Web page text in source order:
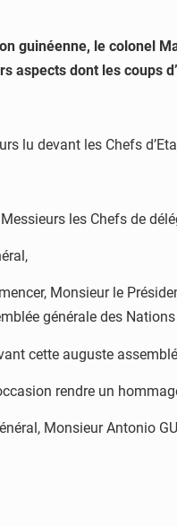
guinéenne, le colonel
aspects dont les coups
lu devant les Chefs
les Chefs de
Monsieur le
générale des
cette auguste
rendre un
Monsieur Antonio